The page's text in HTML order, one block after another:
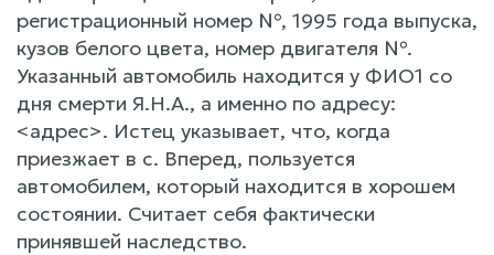
регистрационный номер №, 1995 года выпуска,
кузов белого цвета, номер двигателя №.
Указанный автомобиль находится у ФИО1 со
дня смерти Я.Н.А., а именно по адресу:
<адрес>. Истец указывает, что, когда
приезжает в с. Вперед, пользуется
автомобилем, который находится в хорошем
состоянии. Считает себя фактически
принявшей наследство.